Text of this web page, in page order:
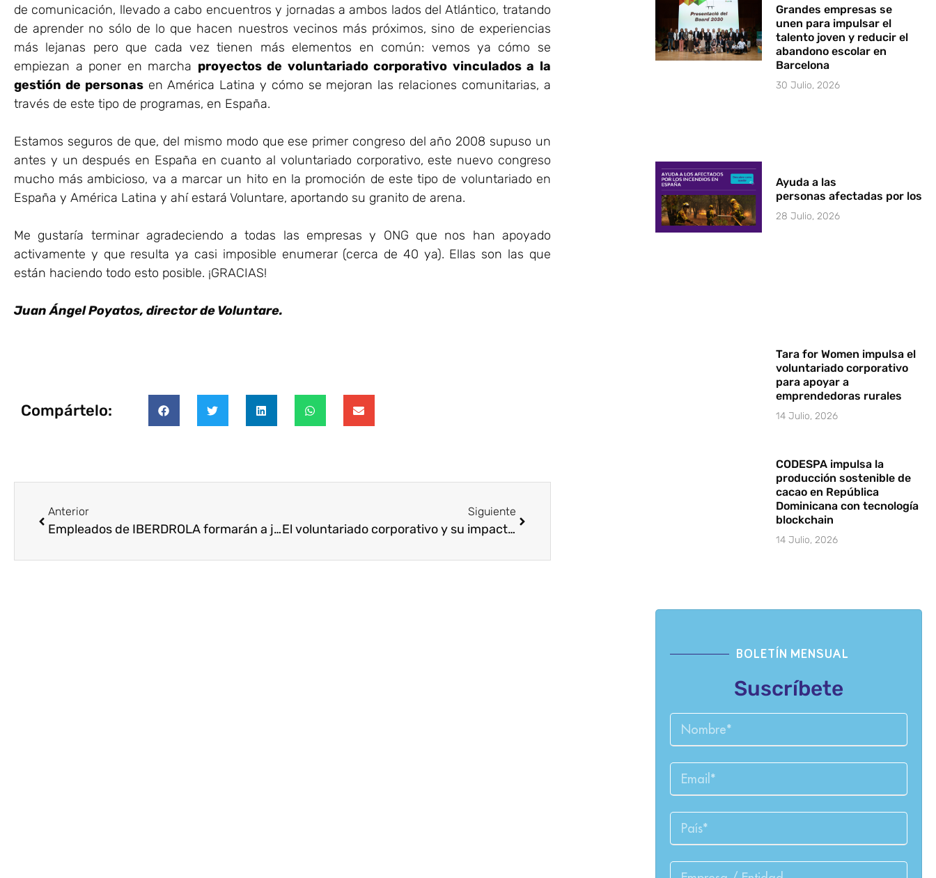
de comunicación, llevado a cabo encuentros y jornadas a ambos lados del Atlántico, tratando
de aprender no sólo de lo que hacen nuestros vecinos más próximos, sino de experiencias
más lejanas pero que cada vez tienen más elementos en común: vemos ya cómo se
empiezan a poner en marcha proyectos de voluntariado corporativo vinculados a la
gestión de personasen América Latina y cómo se mejoran las relaciones comunitarias, a
través de este tipo de programas, en España.
Estamos seguros de que, del mismo modo que ese primer congreso del año 2008 supuso un
antes y un después en España en cuanto al voluntariado corporativo, este nuevo congreso
mucho más ambicioso, va a marcar un hito en la promoción de este tipo de voluntariado en
España y América Latina y ahí estará Voluntare, aportando su granito de arena.
Me gustaría terminar agradeciendo a todas las empresas y ONG que nos han apoyado
activamente y que resulta ya casi imposible enumerar (cerca de 40 ya). Ellas son las que
están haciendo todo esto posible. ¡GRACIAS!
Juan Ángel Poyatos, director de Voluntare.
Compártelo:
Anterior
Empleados de IBERDROLA formarán a jóvenes desfavorecidos de Brasil
Siguiente
El voluntariado corporativo y su impacto para la empresa
Grandes empresas se
unen para impulsar el
talento joven y reducir el
abandono escolar en
Barcelona
30 Julio, 2026
Ayuda a las
personas afectadas por los
28 Julio, 2026
Tara for Women impulsa el
voluntariado corporativo
para apoyar a
emprendedoras rurales
14 Julio, 2026
CODESPA impulsa la
producción sostenible de
cacao en República
Dominicana con tecnología
blockchain
14 Julio, 2026
BOLETÍN MENSUAL
Suscríbete